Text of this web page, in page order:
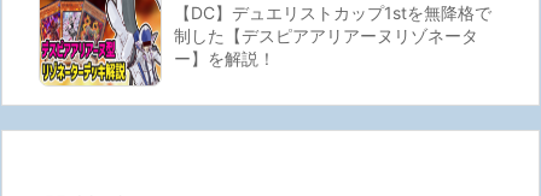
【DC】デュエリストカップ1stを無降格で
制した【デスピアアリアーヌリゾネータ
ー】を解説！